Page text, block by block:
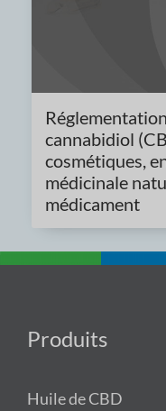
cannabidiol
cosmétiques,
médicinale
médicament
Produits
Huile de CBD